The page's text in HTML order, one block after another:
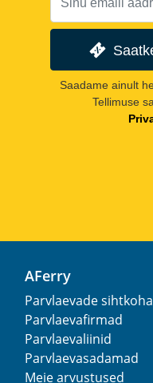
Saadame ainult
Tellimuse
AFerry
Parvlaevade
Parvlaevafirmad
Parvlaevaliinid
Parvlaevasadamad
Meie arvustused